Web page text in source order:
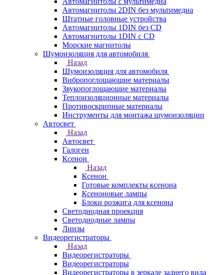
Автомагнитолы 2DIN без мультимедиа
Штатные головные устройства
Автомагнитолы 1DIN без CD
Автомагнитолы 1DIN с CD
Морские магнитолы
Шумоизоляция для автомобиля
Назад
Шумоизоляция для автомобиля
Вибропоглощающие материалы
Звукопоглощающие материалы
Теплоизоляционные материалы
Противоскрипные материалы
Инструменты для монтажа шумоизоляции
Автосвет
Назад
Автосвет
Галоген
Ксенон
Назад
Ксенон
Готовые комплекты ксенона
Ксеноновые лампы
Блоки розжига для ксенона
Светодиодная проекция
Светодиодные лампы
Линзы
Видеорегистраторы
Назад
Видеорегистраторы
Видеорегистраторы
Видеорегистраторы в зеркале заднего вида